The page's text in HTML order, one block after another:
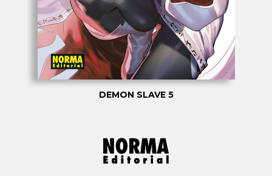
DEMON SLAVE 5